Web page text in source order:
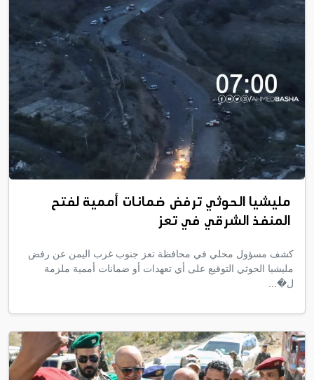
مليشيا الحوثي ترفض ضمانات أممية لفتح
المنفذ الشرقي في تعز
كشف مسؤول محلي في محافظة تعز جنوب غرب اليمن عن رفض
مليشيا الحوثي التوقيع على أي تعهدات أو ضمانات أممية ملزمة
ل�...